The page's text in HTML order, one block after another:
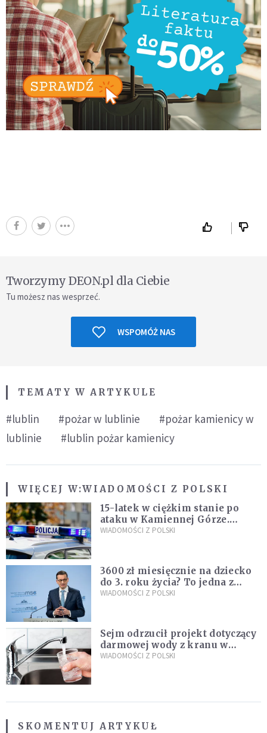
Tworzymy DEON.pl dla Ciebie
Tu możesz nas wesprzeć.
WSPOMÓŻ NAS
TEMATY W ARTYKULE
#lublin #pożar w lublinie
#pożar kamienicy w
lublinie
#lublin pożar kamienicy
WIĘCEJ W:WIADOMOŚCI Z POLSKI
15-latek w ciężkim stanie po
ataku w Kamiennej Górze.
Policja zatrzymała dwóch
WIADOMOŚCI Z POLSKI
3600 zł miesięcznie na dziecko
do 3. roku życia? To jedna z
propozycji programu "Rozwój
WIADOMOŚCI Z POLSKI
Sejm odrzucił projekt dotyczący
darmowej wody z kranu w
restauracjach
WIADOMOŚCI Z POLSKI
SKOMENTUJ ARTYKUŁ